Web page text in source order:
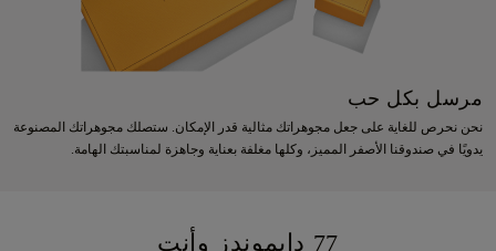
مرسل بكل حب
نحن نحرص للغاية على جعل مجوهراتك مثالية قدر الإمكان. ستصلك مجوهراتك المصنوعة
يدويًا في صندوقنا الأصفر المميز، وكلها مغلفة بعناية وجاهزة لمناسبتك الهامة.
77 دايموندز وأنت